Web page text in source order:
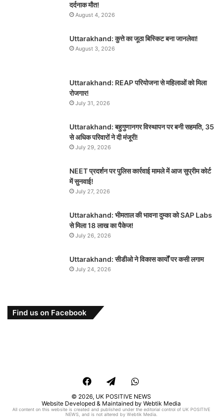
दर्दनाक मौत!
August 4, 2026
Uttarakhand: कुत्ते का जूठा बिस्किट बना जानलेवा!
August 3, 2026
Uttarakhand: REAP परियोजना से महिलाओं को मिला
रोजगार!
July 31, 2026
Uttarakhand: बहुगुणानगर विस्थापन पर बनी सहमति, 35
से अधिक परिवारों ने दी मंजूरी!
July 29, 2026
NEET प्रदर्शन पर पुलिस कार्रवाई मामले में आज सुप्रीम कोर्ट
में सुनवाई!
July 27, 2026
Uttarakhand: भीमताल की भावना दुम्का को SAP Labs
से मिला 18 लाख का पैकेज!
July 26, 2026
Uttarakhand: सीडीओ ने विकास कार्यों पर कसी लगाम
July 24, 2026
Find us on Facebook
FacebookTelegramWhatsApp
© 2026, UK POSITIVE NEWS
Website Developed & Maintained by Webtik Media
All content on this website is created and published under the editorial control of UK POSITIVE
NEWS, and is not altered by Webtik Media.